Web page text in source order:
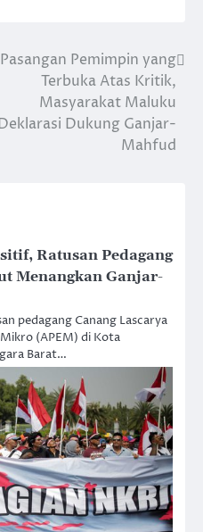
Pasangan Pemimpin yang
Terbuka Atas Kritik,
Masyarakat Maluku
Dukung Ganjar-
Mahfud
Ratusan Pedagang
Menangkan Ganjar-
pedagang Canang Lascarya
(APEM) di Kota
Barat…